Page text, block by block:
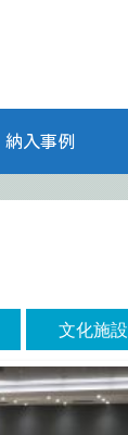
納入事例
文化施設